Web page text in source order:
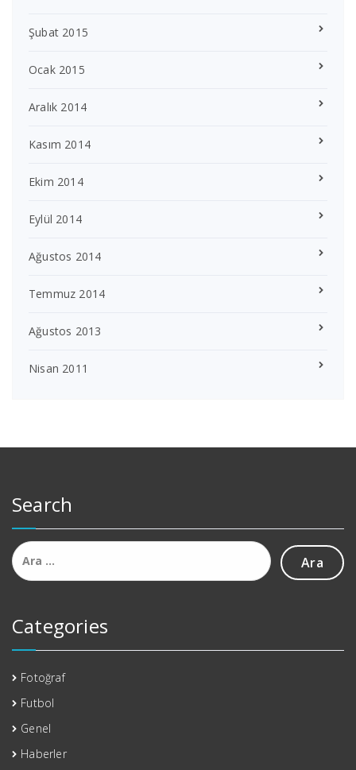
Şubat 2015
Ocak 2015
Aralık 2014
Kasım 2014
Ekim 2014
Eylül 2014
Ağustos 2014
Temmuz 2014
Ağustos 2013
Nisan 2011
Search
Arama:
Categories
Fotoğraf
Futbol
Genel
Haberler